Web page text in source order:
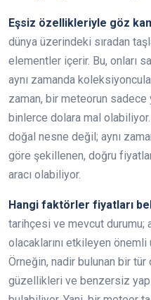
Eşsiz özellikleriyle göz
dünya üzerindeki sıradan
elementler içerir. Bu, onları
aynı zamanda
zaman, bir meteorun
binlerce dolara mal
doğal nesne değil; aynı
göre şekillenen, doğru
aracı olabiliyor.
Hangi faktörler fiyatları
tarihçesi ve mevcut durumu;
olacaklarını etkileyen önemli
Örneğin, nadir bulunan bir
güzellikleri ve benzersiz